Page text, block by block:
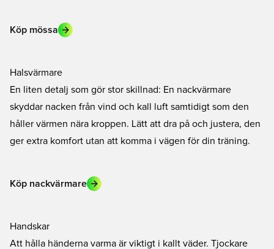
Köp mössa
Halsvärmare
En liten detalj som gör stor skillnad: En nackvärmare
skyddar nacken från vind och kall luft samtidigt som den
håller värmen nära kroppen. Lätt att dra på och justera, den
ger extra komfort utan att komma i vägen för din träning.
Köp nackvärmare
Handskar
Att hålla händerna varma är viktigt i kallt väder. Tjockare